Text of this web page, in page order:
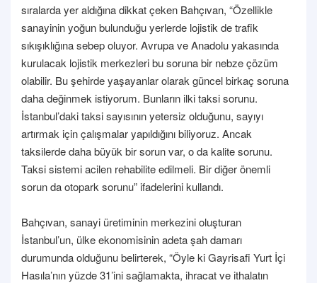
sıralarda yer aldığına dikkat çeken Bahçıvan, “Özellikle
sanayinin yoğun bulunduğu yerlerde lojistik de trafik
sıkışıklığına sebep oluyor. Avrupa ve Anadolu yakasında
kurulacak lojistik merkezleri bu soruna bir nebze çözüm
olabilir. Bu şehirde yaşayanlar olarak güncel birkaç soruna
daha değinmek istiyorum. Bunların ilki taksi sorunu.
İstanbul’daki taksi sayısının yetersiz olduğunu, sayıyı
artırmak için çalışmalar yapıldığını biliyoruz. Ancak
taksilerde daha büyük bir sorun var, o da kalite sorunu.
Taksi sistemi acilen rehabilite edilmeli. Bir diğer önemli
sorun da otopark sorunu” ifadelerini kullandı.
Bahçıvan, sanayi üretiminin merkezini oluşturan
İstanbul’un, ülke ekonomisinin adeta şah damarı
durumunda olduğunu belirterek, “Öyle ki Gayrisafi Yurt İçi
Hasıla’nın yüzde 31’ini sağlamakta, ihracat ve ithalatın